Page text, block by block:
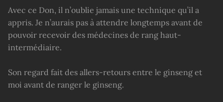
Avec ce Don, il n’oublie jamais une technique qu’il a
appris. Je n’aurais pas à attendre longtemps avant de
pouvoir recevoir des médecines de rang haut-
intermédiaire.
Son regard fait des allers-retours entre le ginseng et
moi avant de ranger le ginseng.